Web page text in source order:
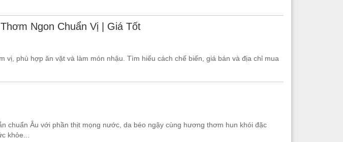
Ngon Chuẩn Vị | Giá Tốt
vị, phù hợp ăn vặt và làm món nhậu. Tìm hiểu cách chế biến, giá bán và địa chỉ mua
chuẩn Âu với phần thịt mọng nước, da béo ngậy cùng hương thơm hun khói đặc
khỏe...